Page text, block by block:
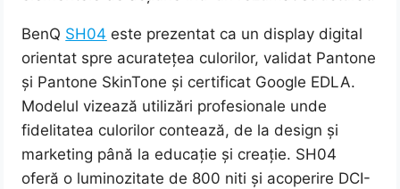
BenQ SH04 este prezentat ca un display digital
orientat spre acuratețea culorilor, validat Pantone
și Pantone SkinTone și certificat Google EDLA.
Modelul vizează utilizări profesionale unde
fidelitatea culorilor contează, de la design și
marketing până la educație și creație. SH04
oferă o luminozitate de 800 niti și acoperire DCI-